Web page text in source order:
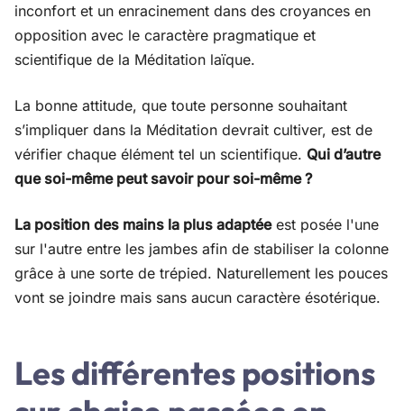
inconfort et un enracinement dans des croyances en
opposition avec le caractère pragmatique et
scientifique de la Méditation laïque.
La bonne attitude, que toute personne souhaitant
s’impliquer dans la Méditation devrait cultiver, est de
vérifier chaque élément tel un scientifique. Qui d’autre
que soi-même peut savoir pour soi-même ?
La position des mains la plus adaptéeest posée l'une
sur l'autre entre les jambes afin de stabiliser la colonne
grâce à une sorte de trépied. Naturellement les pouces
vont se joindre mais sans aucun caractère ésotérique.
Les différentes positions